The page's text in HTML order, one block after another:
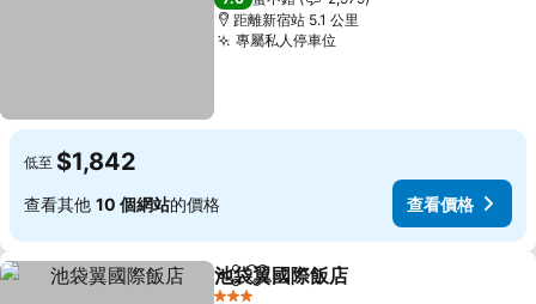
距離新宿站 5.1 公里
專屬私人停車位查看價格
低至 $1,842
查看其他 10 個網站的價格 查看價格
分享 加入我的最愛
池袋翼國際飯店